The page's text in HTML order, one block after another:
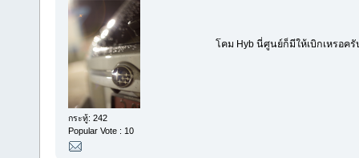
กระทู้: 242
Popular Vote : 10
โคม Hyb นี่ศูนย์ก็มีให้เบิกเหรอค